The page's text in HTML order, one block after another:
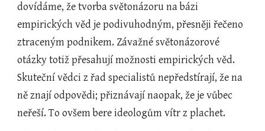
dovídáme, že tvorba světonázoru na bázi
empirických věd je podivuhodným, přesněji řečeno
ztraceným podnikem. Závažné světonázorové
otázky totiž přesahují možnosti empirických věd.
Skuteční vědci z řad specialistů nepředstírají, že na
ně znají odpovědi; přiznávají naopak, že je vůbec
neřeší. To ovšem bere ideologům vítr z plachet.